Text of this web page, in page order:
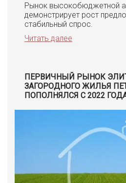
Рынок высокобюджетной
демонстрирует рост
стабильный спрос.
Читать далее
ПЕРВИЧНЫЙ РЫНОК
ЗАГОРОДНОГО ЖИЛЬЯ
ПОПОЛНЯЛСЯ С 2022